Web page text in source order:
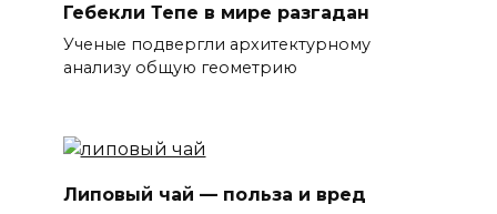
Гебекли Тепе в мире разгадан
Ученые подвергли архитектурному
анализу общую геометрию
Липовый чай — польза и вред